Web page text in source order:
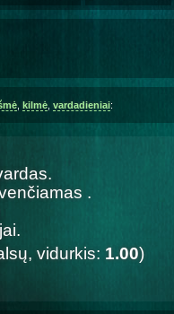
kilmė vardadieniai:
.
vidurkis: 1.00)